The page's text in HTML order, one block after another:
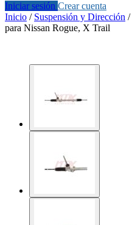
Iniciar sesión Crear cuenta
Inicio / Suspensión y Dirección /
para Nissan Rogue, X Trail